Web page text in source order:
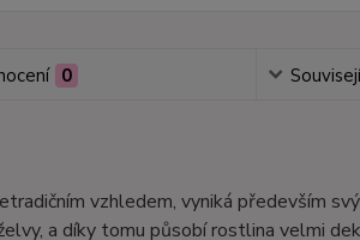
0
vzhledem, vyniká především
a díky tomu působí rostlina velmi